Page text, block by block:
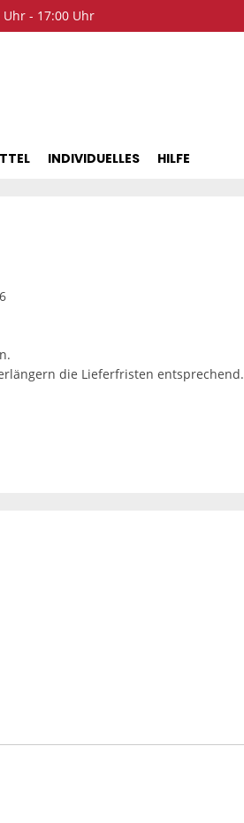
- 17:00 Uhr
INDIVIDUELLES HILFE
die Lieferfristen entsprechend.